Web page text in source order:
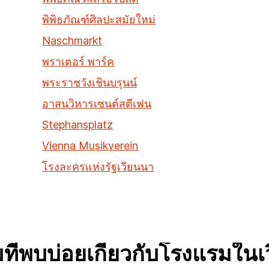
พิพิธภัณฑ์ศิลปะสมัยใหม่
Naschmarkt
พราเตอร์ พาร์ค
พระราชวังเชินบรุนน์
อาสนวิหารเซนต์สตีเฟน
Stephansplatz
Vienna Musikverein
โรงละครแห่งรัฐเวียนนา
พบบ่อยเกี่ยวกับโรงแรมใน